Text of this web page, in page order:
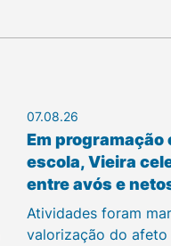
07.08.26
Em programação
escola, Vieira
entre avós e
Atividades foram
valorização do afeto